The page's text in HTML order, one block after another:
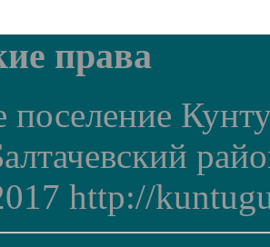
права
поселение
http://